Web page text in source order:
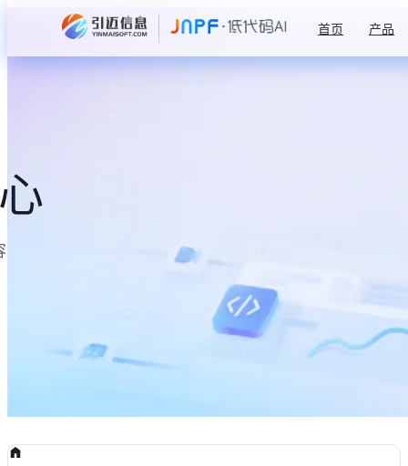
首页 产品